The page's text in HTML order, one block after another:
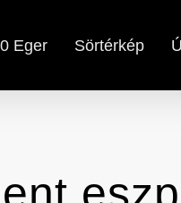
Eger Sörtérkép